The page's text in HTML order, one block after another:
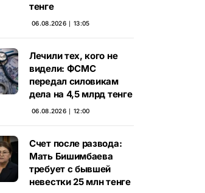
тенге
06.08.2026 ∣ 13:05
Лечили тех, кого не
видели: ФСМС
передал силовикам
дела на 4,5 млрд тенге
06.08.2026 ∣ 12:00
Счет после развода:
Мать Бишимбаева
требует с бывшей
невестки 25 млн тенге